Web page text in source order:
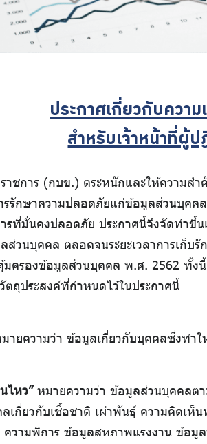
ประกาศเกี่ยวกับควา
สำหรับเจ้าหน้าที่ผู้ป
ชการ (กบข.) ตระหนักและให้ความส
รักษาความปลอดภัยแก่ข้อมูลส่วนบุค
ที่มั่นคงปลอดภัย ประกาศนี้จึงจัดทำขึ้น
วนบุคคล ตลอดจนระยะเวลาการเก็
ครองข้อมูลส่วนบุคคล พ.ศ. 2562 ทั้ง
ถุประสงค์ที่กำหนดไว้ในประกาศนี้
ายความว่า ข้อมูลเกี่ยวกับบุคคลซึ่งทำ
ไหว”หมายความว่า ข้อมูลส่วนบุคคลต
กี่ยวกับเชื้อชาติ เผ่าพันธุ์ ความคิดเห็
วามพิการ ข้อมูลสหภาพแรงงาน ข้อ